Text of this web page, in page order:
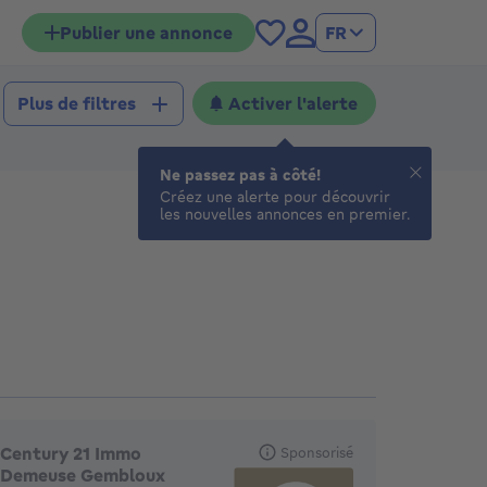
Publier une annonce FR
Plus de filtres Activer l'alerte
Century 21 Immo
Demeuse Gembloux
Sponsorisé
Ne passez pas à côté!
Créez une alerte pour découvrir
les nouvelles annonces en premier.